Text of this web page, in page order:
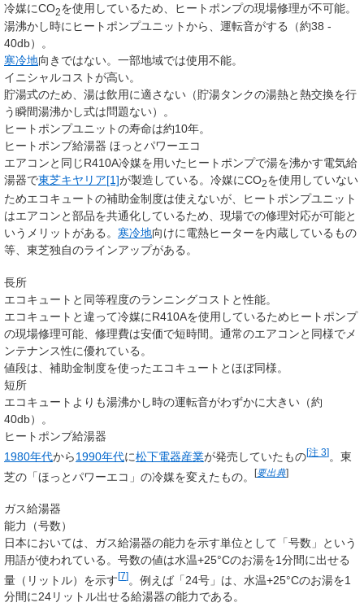
冷媒にCO2を使用しているため、ヒートポンプの現場修理が不可能。
湯沸かし時にヒートポンプユニットから、運転音がする（約38 -
40db）。
寒冷地向きではない。一部地域では使用不能。
イニシャルコストが高い。
貯湯式のため、湯は飲用に適さない（貯湯タンクの湯熱と熱交換を行
う瞬間湯沸かし式は問題ない）。
ヒートポンプユニットの寿命は約10年。
ヒートポンプ給湯器 ほっとパワーエコ
エアコンと同じR410A冷媒を用いたヒートポンプで湯を沸かす電気給
湯器で東芝キヤリア[1]が製造している。冷媒にCO2を使用していない
ためエコキュートの補助金制度は使えないが、ヒートポンプユニット
はエアコンと部品を共通化しているため、現場での修理対応が可能と
いうメリットがある。 寒冷地向けに電熱ヒーターを内蔵しているもの
等、東芝独自のラインアップがある。
長所
エコキュートと同等程度のランニングコストと性能。
エコキュートと違って冷媒にR410Aを使用しているためヒートポンプ
の現場修理可能、修理費は安価で短時間。通常のエアコンと同様でメ
ンテナンス性に優れている。
値段は、補助金制度を使ったエコキュートとほぼ同様。
短所
エコキュートよりも湯沸かし時の運転音がわずかに大きい（約
40db）。
ヒートポンプ給湯器
1980年代から1990年代に松下電器産業が発売していたもの[注 3]。東
芝の「ほっとパワーエコ」の冷媒を変えたもの。
[要出典]
ガス給湯器
能力（号数）
日本においては、ガス給湯器の能力を示す単位として「号数 」という
用語が使われている。号数の値は水温+25°Cのお湯を1分間に出せる
量（リットル）を示す[7]。例えば「24号」は、水温+25°Cのお湯を1
分間に24リットル出せる給湯器の能力である。